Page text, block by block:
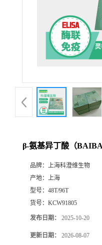
β-氨基异丁酸（
品牌：
上海科澄维生物
产地：
上海
型号： 48T/96T
货号： KCW91805
发布日期： 2025-10-20
更新日期： 2026-08-07